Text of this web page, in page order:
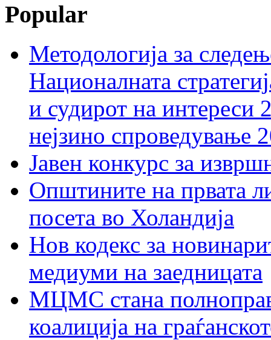
Popular
Методологија за
Националната
и судирот на интереси
нејзино спроведување
Јавен конкурс за
Општините на првата
посета во Холандија
Нов кодекс за
медиуми на заедницата
МЦМС стана
коалиција на